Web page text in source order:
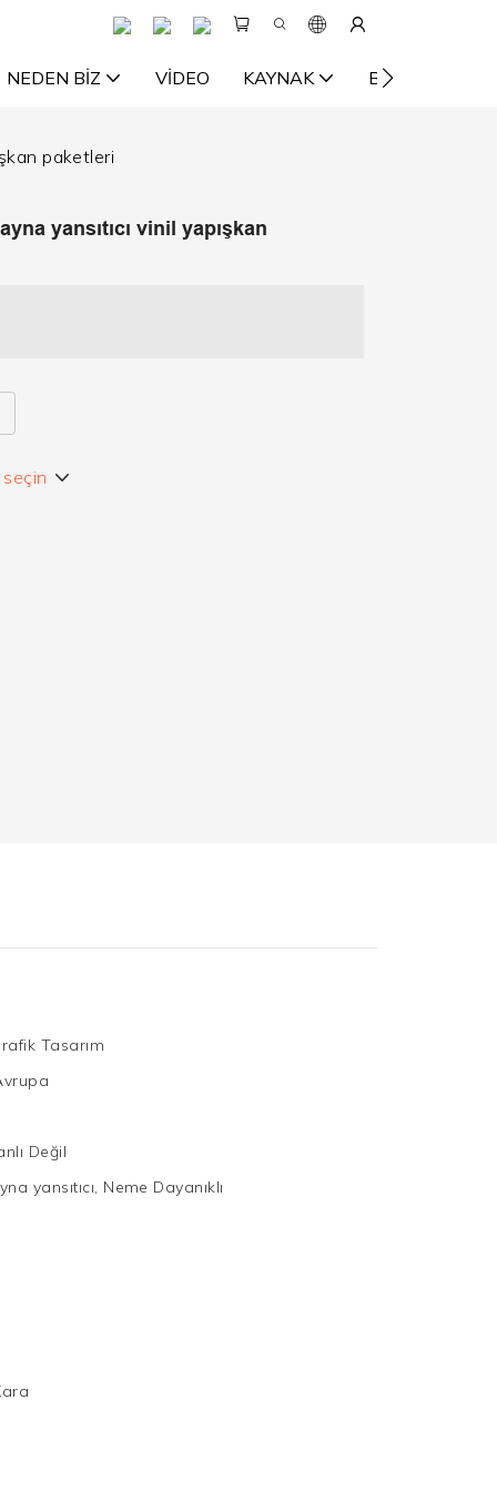
NEDEN BIZ VIDEO KAYNAK BIZE ULAŞIN
paketleri
yansıtıcı vinil yapışkan
Tasarım
Değil
yansıtıcı, Neme Dayanıklı